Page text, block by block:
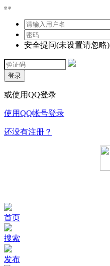
登录
安全提问(未设置请忽略)
登录
或使用QQ登录
使用QQ帐号登录
还没有注册？
首页
搜索
发布